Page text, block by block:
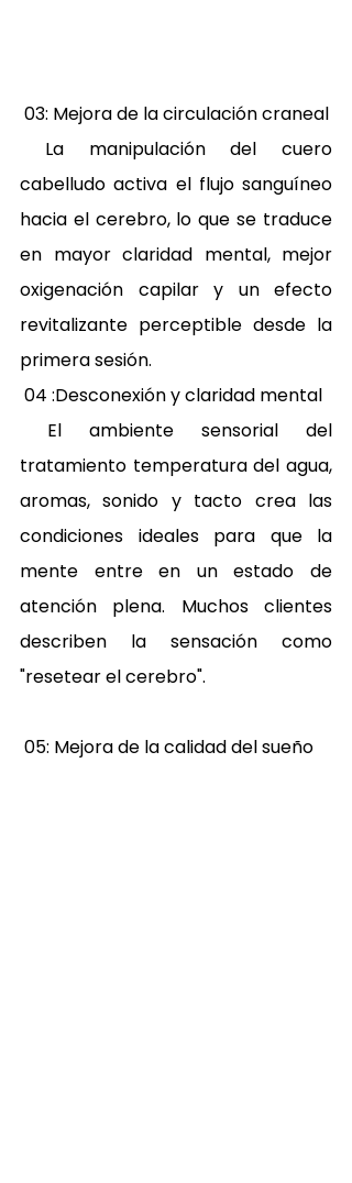
La manipulación del cuero
cabelludo activa el flujo sanguíneo
hacia el cerebro, lo que se traduce
en mayor claridad mental, mejor
oxigenación capilar y un efecto
revitalizante perceptible desde la
primera sesión.
04 :Desconexión y claridad mental
El ambiente sensorial del
tratamiento temperatura del agua,
aromas, sonido y tacto crea las
condiciones ideales para que la
mente entre en un estado de
atención plena. Muchos clientes
describen la sensación como
"resetear el cerebro".
05: Mejora de la calidad del sueño